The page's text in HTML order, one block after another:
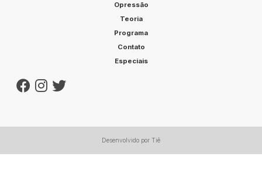
Opressão
Teoria
Programa
Contato
Especiais
Desenvolvido por Tiê